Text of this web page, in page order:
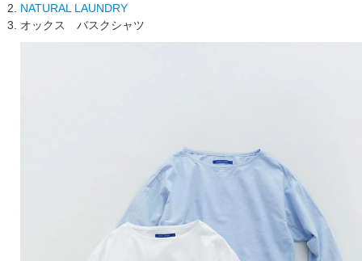
NATURAL LAUNDRY
オックス バスクシャツ